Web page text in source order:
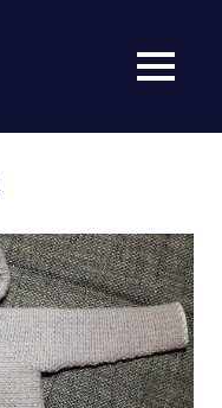
MENÜ